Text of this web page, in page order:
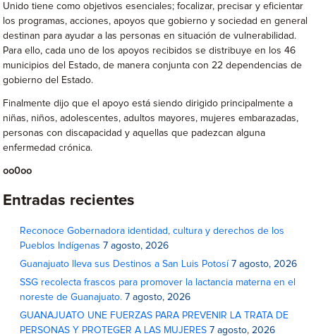
Unido tiene como objetivos esenciales; focalizar, precisar y eficientar
los programas, acciones, apoyos que gobierno y sociedad en general
destinan para ayudar a las personas en situación de vulnerabilidad.
Para ello, cada uno de los apoyos recibidos se distribuye en los 46
municipios del Estado, de manera conjunta con 22 dependencias de
gobierno del Estado.
Finalmente dijo que el apoyo está siendo dirigido principalmente a
niñas, niños, adolescentes, adultos mayores, mujeres embarazadas,
personas con discapacidad y aquellas que padezcan alguna
enfermedad crónica.
oo0oo
Entradas recientes
Reconoce Gobernadora identidad, cultura y derechos de los
Pueblos Indígenas 7 agosto, 2026
Guanajuato lleva sus Destinos a San Luis Potosí 7 agosto, 2026
SSG recolecta frascos para promover la lactancia materna en el
noreste de Guanajuato. 7 agosto, 2026
GUANAJUATO UNE FUERZAS PARA PREVENIR LA TRATA DE
PERSONAS Y PROTEGER A LAS MUJERES 7 agosto, 2026